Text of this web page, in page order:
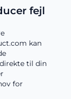
fejl
kan
til din
for